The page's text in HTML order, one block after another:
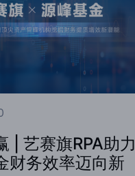
| 艺赛旗RPA助力
财务效率迈向新